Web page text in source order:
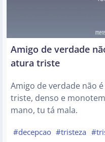
Amigo de verdade
atura triste
Amigo de verdade não
triste, denso e
mano, tu tá mala.
#decepcao #tristeza